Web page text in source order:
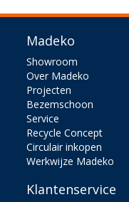
Madeko
Showroom
Over Madeko
Projecten
Bezemschoon
Service
Recycle Concept
Circulair inkopen
Werkwijze Madeko
Klantenservice